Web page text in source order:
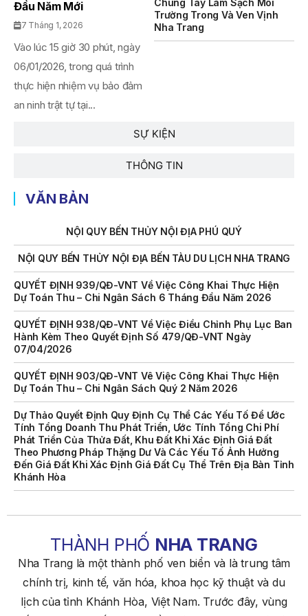
SỰ KIỆN
THÔNG TIN
Đầu Năm Mới
7 Tháng 1, 2026
Vào lúc 15 giờ 30 phút, ngày
06/01/2026, trong quá trình
thực hiện nhiệm vụ bảo đảm
an ninh trật tự tại...
Chung Tay Làm Sạch Môi
Trường Trong Và Ven Vịnh
Nha Trang
VĂN BẢN
THÔNG BÁO Số 707/TB-VNT: Kết Quả Lựa Chọn Đơn Vị Tổ
Chức Đấu Giá Tài Sản Đối Với Mô Tô Nước Cứu Hộ VNT 01
Biển Số KH-0834
THÔNG BÁO Số 706/TB-VNT: Kết Quả Lựa Chọn Đơn Vị Tổ
Chức Đấu Giá Tài Sản Đối Với Ca Nô 200CV VNT 02 Biển
Số KH-0387
THÔNG BÁO Số 659/TB-VNT Năm 2026 V/v Đính Chính
Thông Báo Số 641/TB-VNT Ngày 18/05/2026 Của Ban
NỘI QUY BẾN THỦY NỘI ĐỊA HÒN MUN
NỘI QUY BẾN THỦY NỘI ĐỊA BẾN TÀU DU LỊCH NHA TRANG
QUYẾT ĐỊNH 939/QĐ-VNT Về Việc Công Khai Thực Hiện
Dự Toán Thu – Chi Ngân Sách 6 Tháng Đầu Năm 2026
QUYẾT ĐỊNH 938/QĐ-VNT Về Việc Điều Chỉnh Phụ Lục Ban
Hành Kèm Theo Quyết Định Số 479/QĐ-VNT Ngày
07/04/2026
QUYẾT ĐỊNH 903/QĐ-VNT Vê Việc Công Khai Thực Hiện
Dự Toán Thu – Chi Ngân Sách Quý 2 Năm 2026
Dự Thảo Quyết Định Quy Định Cụ Thể Các Yếu Tố Để Ước
Tính Tổng Doanh Thu Phát Triển, Ước Tính Tổng Chi Phí
Phát Triển Của Thửa Đất, Khu Đất Khi Xác Định Giá Đất
Theo Phương Pháp Thặng Dư Và Các Yếu Tố Ảnh Hưởng
Đến Giá Đất Khi Xác Định Giá Đất Cụ Thể Trên Địa Bàn Tỉnh
Khánh Hòa
THÔNG BÁO Số 707/TB-VNT: Kết Quả Lựa Chọn Đơn Vị Tổ
Biển Số KH-0834
THÔNG BÁO Số 706/TB-VNT: Kết Quả Lựa Chọn Đơn Vị Tổ
Chức Đấu Giá Tài Sản Đối Với Ca Nô 200CV VNT 02 Biển
Số KH-0387
THÔNG BÁO Số 659/TB-VNT Năm 2026 V/v Đính Chính
Thông Báo Số 641/TB-VNT Ngày 18/05/2026 Của Ban
THÀNH PHỐ NHA TRANG
Nha Trang là một thành phố ven biển và là trung tâm
chính trị, kinh tế, văn hóa, khoa học kỹ thuật và du
lịch của tỉnh Khánh Hòa, Việt Nam. Trước đây, vùng